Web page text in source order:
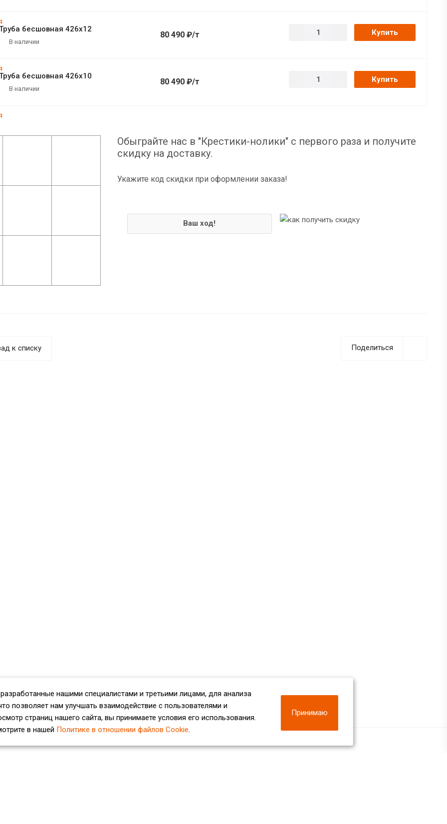
бесшовная 426х12
В наличии
80 490 ₽/т Купить
бесшовная 426х10
В наличии
80 490 ₽/т Купить
Обыграйте нас в "Крестики-нолики" с первого раза и получите
скидку на доставку.
Укажите код скидки при оформлении заказа!
Ваш ход!
Поделиться
к списку
нашими специалистами и третьими лицами, для анализа
позволяет нам улучшать взаимодействие с пользователями и
страниц нашего сайта, вы принимаете условия его использования.
в нашей Политике в отношении файлов Cookie.
Принимаю